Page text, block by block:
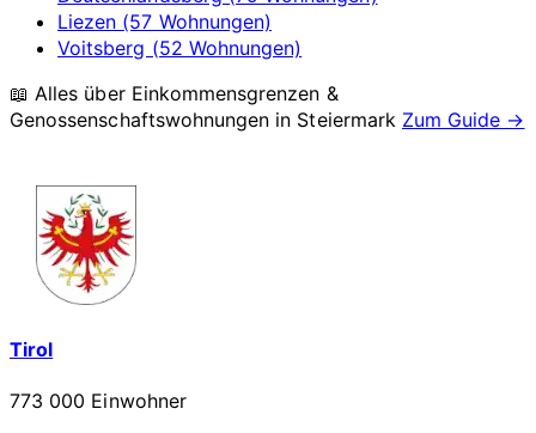
Liezen (57 Wohnungen)
Voitsberg (52 Wohnungen)
📖 Alles über Einkommensgrenzen &
Genossenschaftswohnungen in Steiermark Zum Guide →
Tirol
773 000 Einwohner